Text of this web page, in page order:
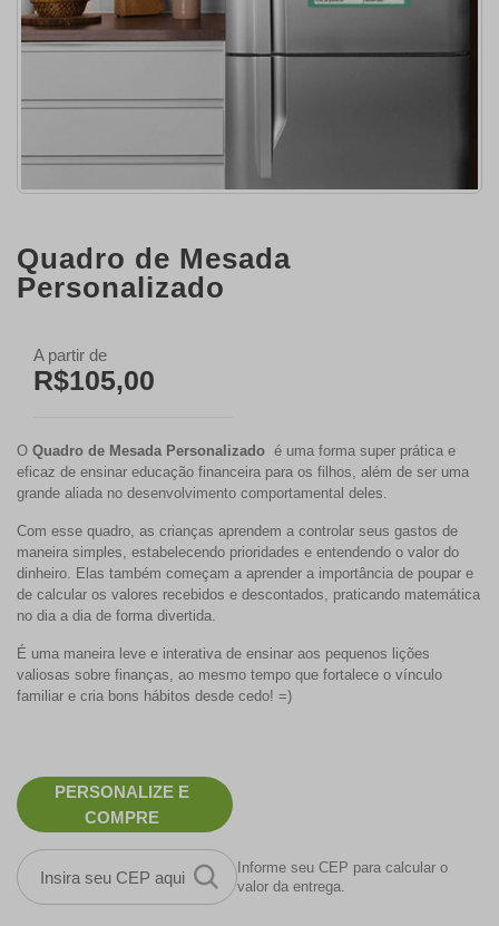
Quadro de Mesada
Personalizado
A partir de
R$105,00
O Quadro de Mesada Personalizado é uma forma super prática e
eficaz de ensinar educação financeira para os filhos, além de ser uma
grande aliada no desenvolvimento comportamental deles.
Com esse quadro, as crianças aprendem a controlar seus gastos de
maneira simples, estabelecendo prioridades e entendendo o valor do
dinheiro. Elas também começam a aprender a importância de poupar e
de calcular os valores recebidos e descontados, praticando matemática
no dia a dia de forma divertida.
É uma maneira leve e interativa de ensinar aos pequenos lições
valiosas sobre finanças, ao mesmo tempo que fortalece o vínculo
familiar e cria bons hábitos desde cedo! =)
PERSONALIZE E
COMPRE
Informe seu CEP para calcular o
valor da entrega.